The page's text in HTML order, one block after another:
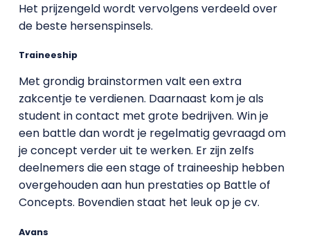
Het prijzengeld wordt vervolgens verdeeld over
de beste hersenspinsels.
Traineeship
Met grondig brainstormen valt een extra
zakcentje te verdienen. Daarnaast kom je als
student in contact met grote bedrijven. Win je
een battle dan wordt je regelmatig gevraagd om
je concept verder uit te werken. Er zijn zelfs
deelnemers die een stage of traineeship hebben
overgehouden aan hun prestaties op Battle of
Concepts. Bovendien staat het leuk op je cv.
Avans